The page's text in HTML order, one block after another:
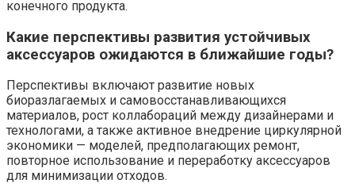
конечного продукта.
Какие перспективы развития устойчивых
аксессуаров ожидаются в ближайшие годы?
Перспективы включают развитие новых
биоразлагаемых и самовосстанавливающихся
материалов, рост коллабораций между дизайнерами и
технологами, а также активное внедрение циркулярной
экономики — моделей, предполагающих ремонт,
повторное использование и переработку аксессуаров
для минимизации отходов.